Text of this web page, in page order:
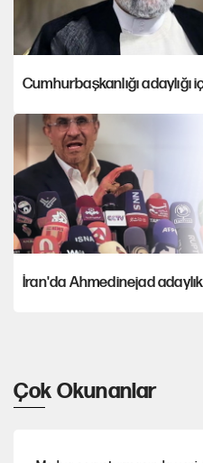
Cumhurbaşkanlığı
İran'da Ahmedinejad adaylık
Çok Okunanlar